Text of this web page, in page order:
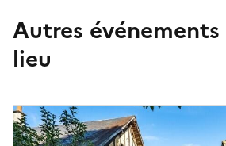
Autres événements
lieu